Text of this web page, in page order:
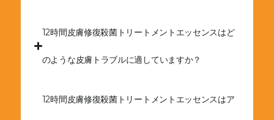
12時間皮膚修復殺菌トリートメントエッセンスはど
のような皮膚トラブルに適していますか？
12時間皮膚修復殺菌トリートメントエッセンスはア